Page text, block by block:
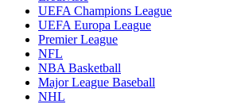
UEFA Champions League
UEFA Europa League
Premier League
NFL
NBA Basketball
Major League Baseball
NHL